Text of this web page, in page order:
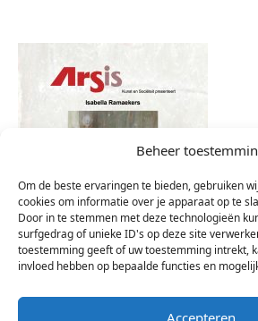
Beheer
Om de beste ervaringen te bieden, gebruiken
cookies om informatie over je apparaat op te
Door in te stemmen met deze technologieën
surfgedrag of unieke ID's op deze site
toestemming geeft of uw toestemming intrekt,
invloed hebben op bepaalde functies en
Accepteren